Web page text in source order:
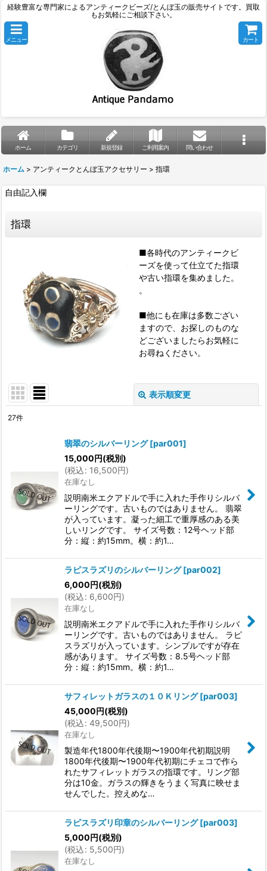
経験豊富な専門家によるアンティークビーズ/とんぼ玉の販売サイトです。買取
もお気軽にご相談下さい。
メニュー カート
ホーム カテゴリ 新規登録 ご利用案内 問い合わせ
ホーム > アンティークとんぼ玉アクセサリー > 指環
自由記入欄
指環
■各時代のアンティークビ
ーズを使って仕立てた指環
や古い指環を集めました。
。
■他にも在庫は多数ござい
ますので、お探しのものな
どございましたらお気軽に
お尋ねください。
表示順変更
絞り込む
27件
翡翠のシルバーリング [par001]
15,000円(税別)
(税込: 16,500円)
在庫なし
説明南米エクアドルで手に入れた手作りシルバ
ーリングです。古いものではありません。 翡翠
が入っています。凝った細工で重厚感のある美
しいリングです。 サイズ号数：12号ヘッド部
分：縦：約15mm。横：約1…
ラピスラズリのシルバーリング [par002]
6,000円(税別)
(税込: 6,600円)
在庫なし
説明南米エクアドルで手に入れた手作りシルバ
ーリングです。古いものではありません。 ラピ
スラズリが入っています。シンプルですが存在
感があります。 サイズ号数：8.5号ヘッド部
分：縦：約15mm。横：約1…
サフィレットガラスの１０Ｋリング [par003]
45,000円(税別)
(税込: 49,500円)
在庫なし
製造年代1800年代後期〜1900年代初期説明
1800年代後期〜1900年代初期にチェコで作ら
れたサフィレットガラスの指環です。リング部
分は10金。ガラスの輝きをうまく写真に映せま
せんでした。控えめな…
ラピスラズリ印章のシルバーリング [par003]
5,000円(税別)
(税込: 5,500円)
在庫なし